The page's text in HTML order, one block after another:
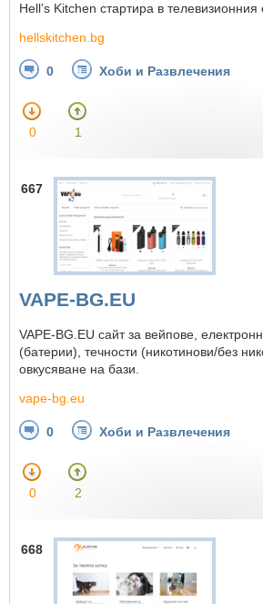
Hell’s Kitchen стартира в
hellskitchen.bg
0 Хоби и Развлечения
0 1
667
VAPE-BG.EU
VAPE-BG.EU сайт за вейпове,
(батерии), течности (никотинови/без
овкусяване на бази.
vape-bg.eu
0 Хоби и Развлечения
0 2
668